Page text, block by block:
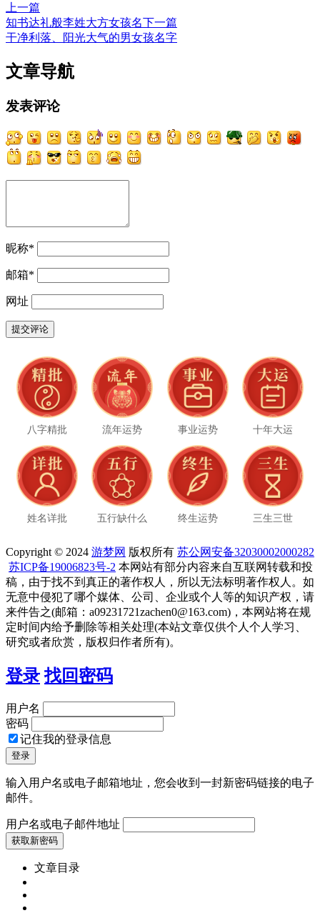
上一篇
知书达礼般李姓大方女孩名下一篇
干净利落、阳光大气的男女孩名字
文章导航
发表评论
昵称*
邮箱*
网址
八字精批 流年运势 事业运势 十年大运
姓名详批 五行缺什么 终生运势 三生三世
Copyright © 2024 游梦网 版权所有 苏公网安备32030002000282
苏ICP备19006823号-2 本网站有部分内容来自互联网转载和投
稿，由于找不到真正的著作权人，所以无法标明著作权人。如
无意中侵犯了哪个媒体、公司、企业或个人等的知识产权，请
来件告之(邮箱：a09231721zachen0@163.com)，本网站将在规
定时间内给予删除等相关处理(本站文章仅供个人个人学习、
研究或者欣赏，版权归作者所有)。
登录 找回密码
用户名
密码
记住我的登录信息
输入用户名或电子邮箱地址，您会收到一封新密码链接的电子
邮件。
用户名或电子邮件地址
文章目录